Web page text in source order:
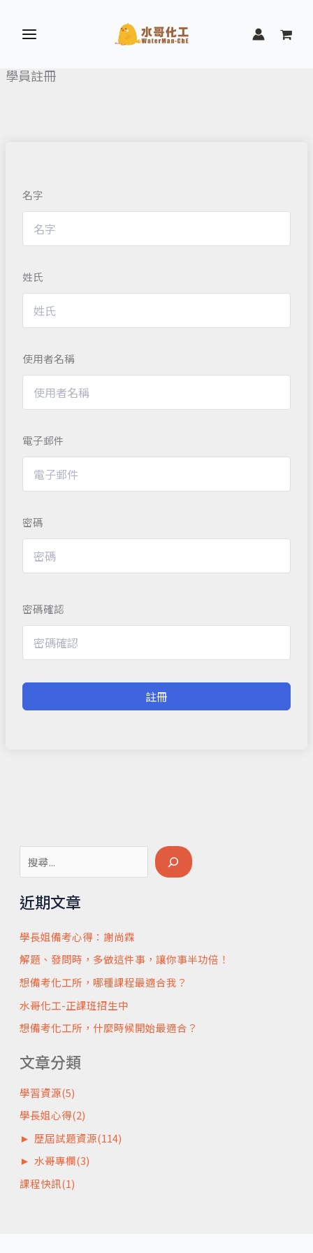
內
尋
近期文章
學長姐備考心得：謝尚霖
解題、發問時，多做這件事，讓你事半功倍！
想備考化工所，哪種課程最適合我？
水哥化工-正課班招生中
想備考化工所，什麼時候開始最適合？
文章分類
學習資源(5)
學長姐心得(2)
► 歷屆試題資源(114)
► 水哥專欄(3)
課程快訊(1)
學員註冊
名字
姓氏
使用者名稱
電子郵件
密碼
密碼確認
註冊